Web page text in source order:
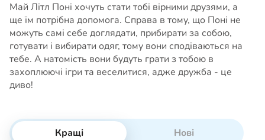
Май Літл Поні хочуть стати тобі вірними друзями, а
ще їм потрібна допомога. Справа в тому, що Поні не
можуть самі себе доглядати, прибирати за собою,
готувати і вибирати одяг, тому вони сподіваються на
тебе. А натомість вони будуть грати з тобою в
захоплюючі ігри та веселитися, адже дружба - це
диво!
Кращі Нові